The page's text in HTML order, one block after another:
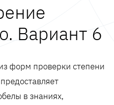
Вариант 6
форм проверки степени
в знаниях,